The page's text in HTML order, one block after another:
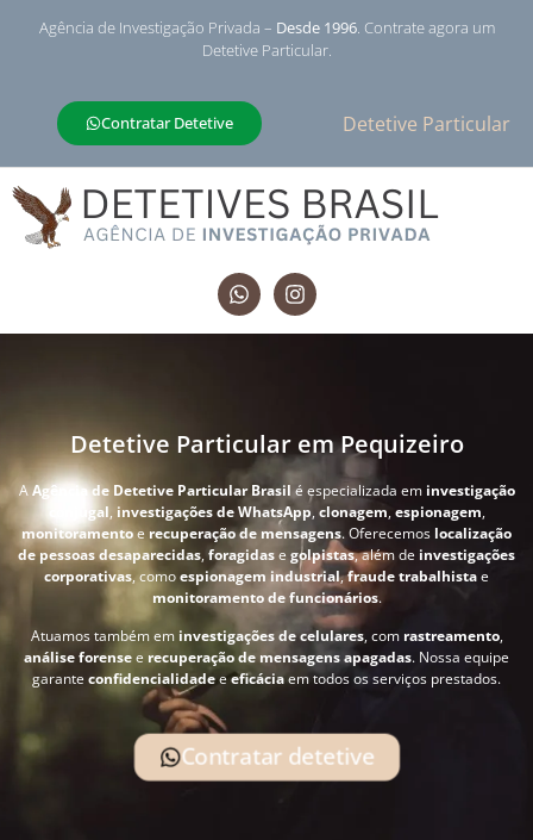
Agência de Investigação Privada – Desde 1996. Contrate agora um
Detetive Particular.
Contratar Detetive Detetive Particular
Detetive Particular em Pequizeiro
AAgência de Detetive Particular Brasil é especializada em investigação
conjugal, investigações de WhatsApp, clonagem,espionagem,
monitoramentoe recuperação de mensagens. Oferecemos localização
de pessoas desaparecidas, foragidase golpistas, além de investigações
corporativas, comoespionagem industrial,fraude trabalhistae
monitoramento de funcionários.
Atuamos também em investigações de celulares, com rastreamento,
análise forensee recuperação de mensagens apagadas. Nossa equipe
garante confidencialidadeeeficáciaem todos os serviços prestados.
Contratar detetive